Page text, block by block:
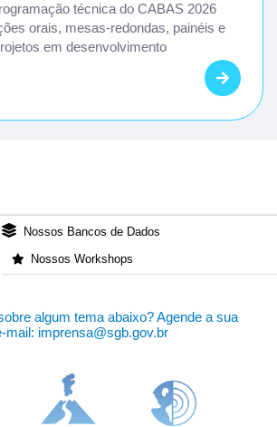
técnica do CABAS 2026
orais, mesas-redondas, painéis e
em desenvolvimento
Nossos Bancos de Dados
Nossos Workshops
algum tema abaixo? Agende a sua
mail: imprensa@sgb.gov.br